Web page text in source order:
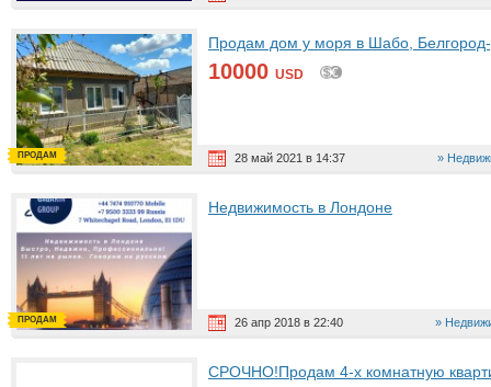
Продам дом у моря в Шабо, Белгород-
10000 USD
28 май 2021 в 14:37
ПРОДАМ
Недвижимость в Лондоне
26 апр 2018 в 22:40
ПРОДАМ
СРОЧНО!Продам 4-х комнатную